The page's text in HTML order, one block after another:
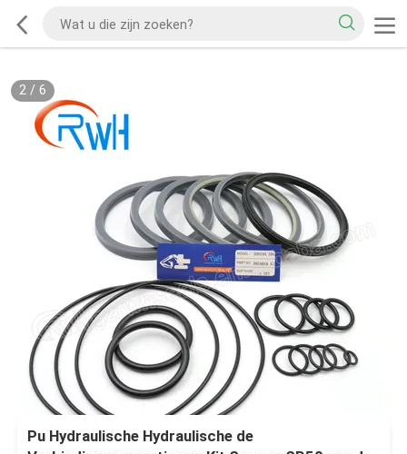
2/ 6
Pu Hydraulische Hydraulische de